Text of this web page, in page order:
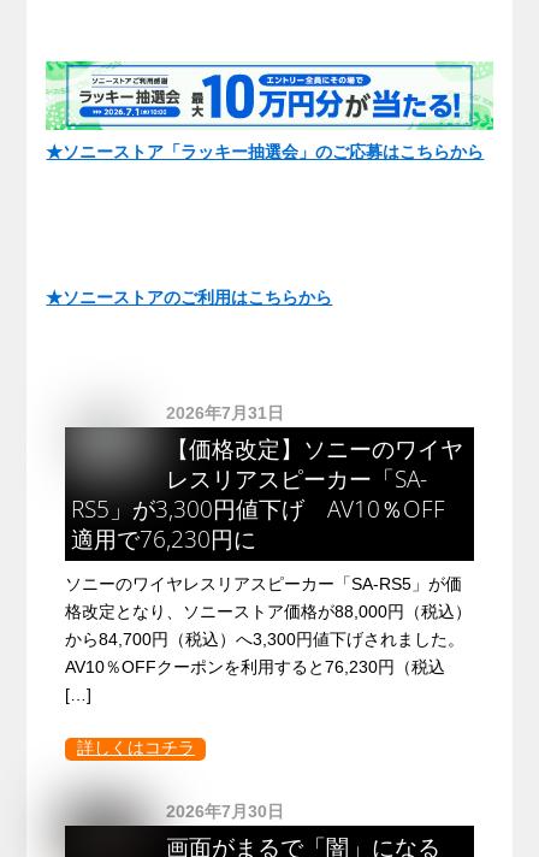
★ソニーストア「ラッキー抽選会」のご応募はこちらから
★ソニーストアのご利用はこちらから
2026年7月31日
【価格改定】ソニーのワイヤ
レスリアスピーカー「SA-
RS5」が3,300円値下げ AV10％OFF
適用で76,230円に
ソニーのワイヤレスリアスピーカー「SA-RS5」が価
格改定となり、ソニーストア価格が88,000円（税込）
から84,700円（税込）へ3,300円値下げされました。
AV10％OFFクーポンを利用すると76,230円（税込
[…]
詳しくはコチラ
2026年7月30日
画面がまるで「闇」になる